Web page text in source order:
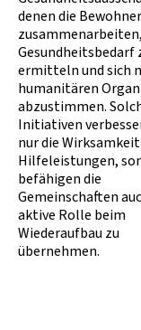
denen die Bewohner
Gesundheitsbedarf
ermitteln und sich
humanitären
abzustimmen.
Initiativen
nur die
Hilfeleistungen,
befähigen die
Gemeinschaften
aktive Rolle beim
Wiederaufbau zu
übernehmen.